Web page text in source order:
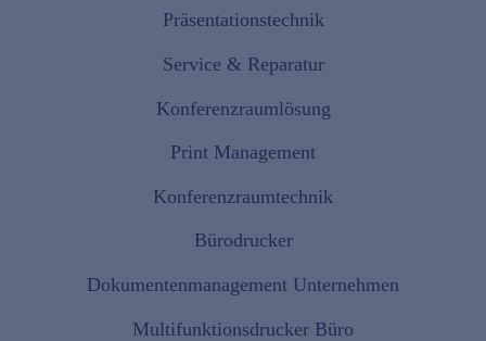
Präsentationstechnik
Service & Reparatur
Konferenzraumlösung
Print Management
Konferenzraumtechnik
Bürodrucker
Dokumentenmanagement Unternehmen
Multifunktionsdrucker Büro